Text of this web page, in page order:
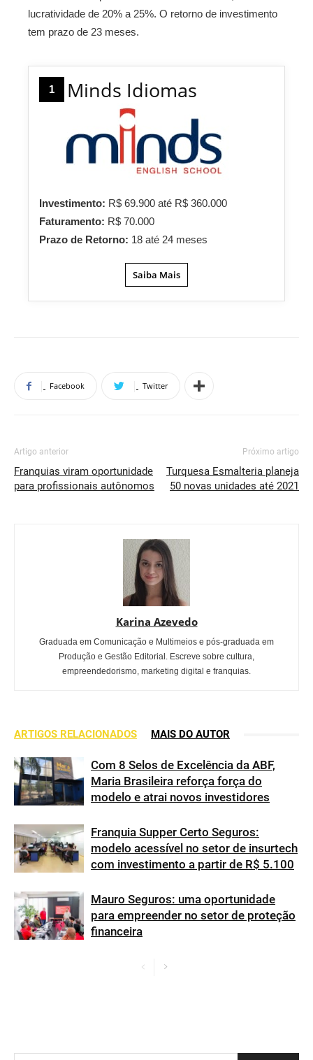
lucratividade de 20% a 25%. O retorno de investimento
tem prazo de 23 meses.
1 Minds Idiomas
Investimento: R$ 69.900 até R$ 360.000
Faturamento: R$ 70.000
Prazo de Retorno: 18 até 24 meses
Saiba Mais
Facebook Twitter
Artigo anterior
Franquias viram oportunidade
para profissionais autônomos
Próximo artigo
Turquesa Esmalteria planeja
50 novas unidades até 2021
Karina Azevedo
Graduada em Comunicação e Multimeios e pós-graduada em
Produção e Gestão Editorial. Escreve sobre cultura,
empreendedorismo, marketing digital e franquias.
ARTIGOS RELACIONADOS MAIS DO AUTOR
Com 8 Selos de Excelência da ABF,
Maria Brasileira reforça força do
modelo e atrai novos investidores
Franquia Supper Certo Seguros:
modelo acessível no setor de insurtech
com investimento a partir de R$ 5.100
Mauro Seguros: uma oportunidade
para empreender no setor de proteção
financeira